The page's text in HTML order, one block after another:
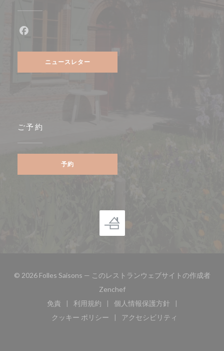
ニュースレター
ご予約
予約
© 2026 Folles Saisons — このレストランウェブサイトの作成者
Zenchef((新しいウィンドウで開きます))
免責
((新しいウィンドウで開きます))
利用規約
((新しいウィンドウで開きます))
個人情報保護方針
((新しいウィンドウで開
クッキー ポリシー
((新しいウィンドウで開きます))
アクセシビリティ
((新しいウィンドウで